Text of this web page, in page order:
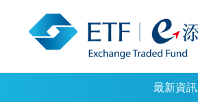
最新資訊